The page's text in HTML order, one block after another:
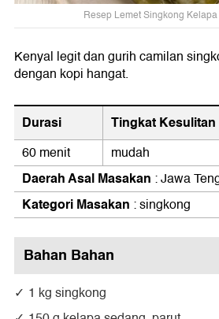
Resep Lemet Singkong
Kenyal legit dan gurih camilan
dengan kopi hangat.
Durasi Tingkat Kesulitan
60 menit mudah
Daerah Asal Masakan : Jawa
Kategori Masakan : singkong
Bahan Bahan
1 kg singkong